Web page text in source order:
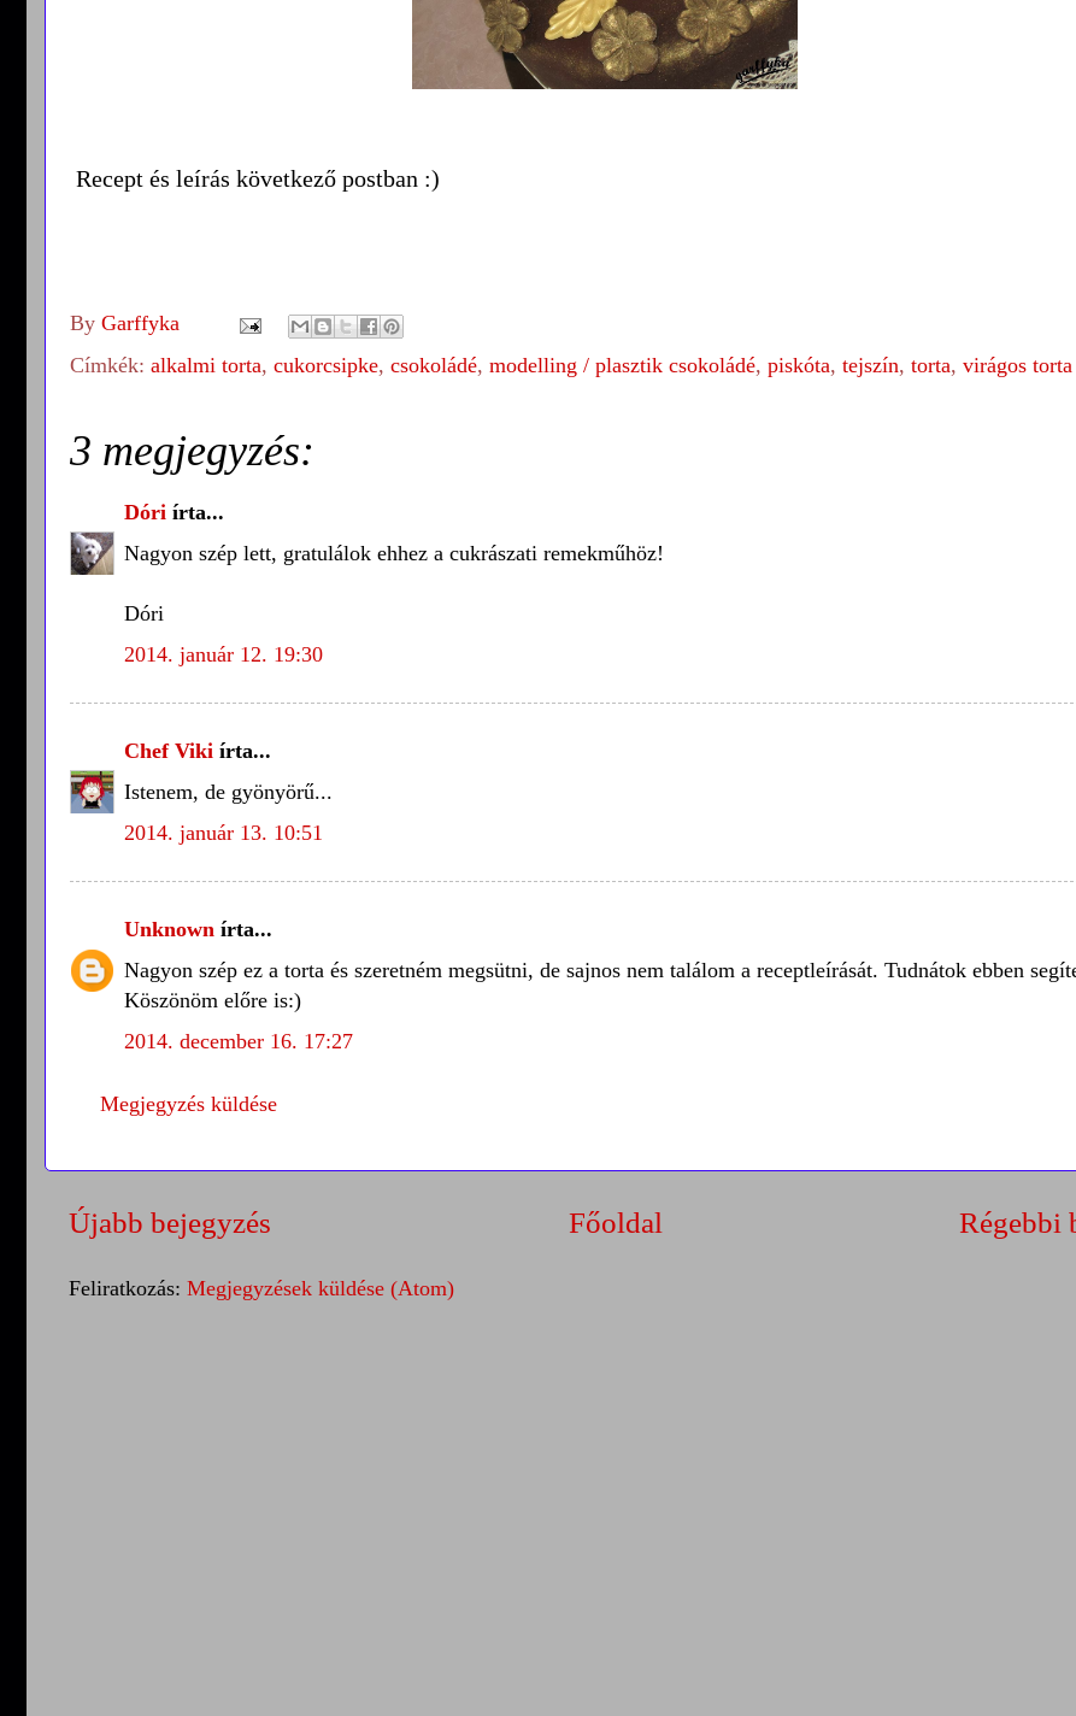
Recept és leírás következő postban :)
By Garffyka
Címkék: alkalmi torta, cukorcsipke, csokoládé, modelling / plasztik csokoládé, piskóta, tejszín, torta, virágos torta
3 megjegyzés:
Dóri írta...
Nagyon szép lett, gratulálok ehhez a cukrászati remekműhöz!
Dóri
2014. január 12. 19:30
Chef Viki írta...
Istenem, de gyönyörű...
2014. január 13. 10:51
Unknown írta...
Nagyon szép ez a torta és szeretném megsütni, de sajnos nem találom a receptleírását. Tudnátok ebben
Köszönöm előre is:)
2014. december 16. 17:27
Megjegyzés küldése
Újabb bejegyzés Régebbi
Főoldal
Feliratkozás: Megjegyzések küldése (Atom)